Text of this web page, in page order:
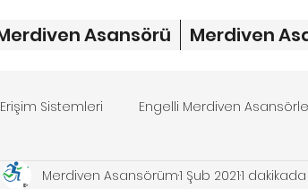
Asansörü Merdiven
Erişim Sistemleri Engelli Merdiven
asansörü fiyat Merdiven asansörü fiyat
Merdiven Asansörüm1 Şub 20211